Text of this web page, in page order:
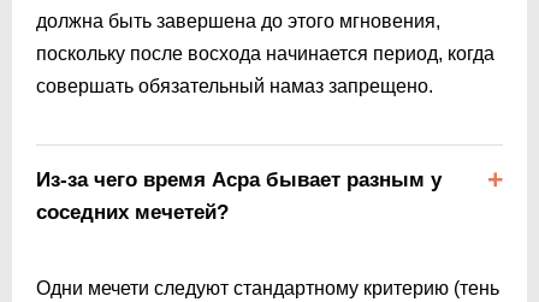
должна быть завершена до этого мгновения,
поскольку после восхода начинается период, когда
совершать обязательный намаз запрещено.
Из-за чего время Асра бывает разным у
соседних мечетей?
Одни мечети следуют стандартному критерию (тень